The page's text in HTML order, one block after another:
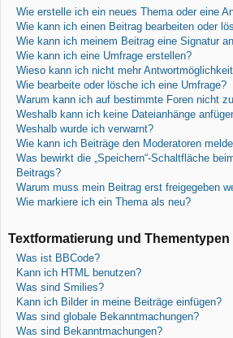
Wie erstelle ich ein neues Thema oder eine
Wie kann ich einen Beitrag bearbeiten oder
Wie kann ich meinem Beitrag eine Signatur
Wie kann ich eine Umfrage erstellen?
Wieso kann ich nicht mehr
Wie bearbeite oder lösche ich eine Umfrage?
Warum kann ich auf bestimmte Foren nicht
Weshalb kann ich keine Dateianhänge
Weshalb wurde ich verwarnt?
Wie kann ich Beiträge den Moderatoren
Was bewirkt die „Speichern“-Schaltfläche
Beitrags?
Warum muss mein Beitrag erst freigegeben
Wie markiere ich ein Thema als neu?
Textformatierung und Thementypen
Was ist BBCode?
Kann ich HTML benutzen?
Was sind Smilies?
Kann ich Bilder in meine Beiträge einfügen?
Was sind globale Bekanntmachungen?
Was sind Bekanntmachungen?